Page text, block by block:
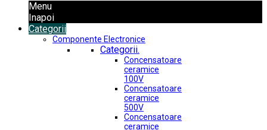
Menu
Inapoi
Categorii
Componente Electronice
Categorii.
Concensatoare
ceramice
100V
Concensatoare
ceramice
500V
Concensatoare
ceramice